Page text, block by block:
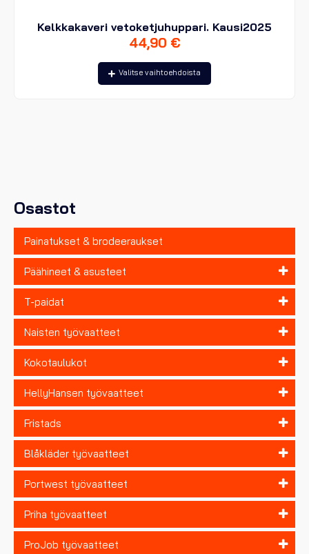
Osastot
Painatukset & brodeeraukset
Päähineet & asusteet
T-paidat
Naisten työvaatteet
Kokotaulukot
HellyHansen työvaatteet
Fristads
Blåkläder työvaatteet
Portwest työvaatteet
Priha työvaatteet
ProJob työvaatteet
Kelkkakaveri vetoketjuhuppari. Kausi2025
44,90 €
Valitse vaihtoehdoista
Tällä
tuotteella